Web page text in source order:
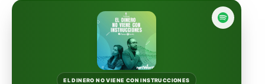
Fintual
Principal
Sura
automáticamente
EL DINERO NO VIENE CON INSTRUCCIONES